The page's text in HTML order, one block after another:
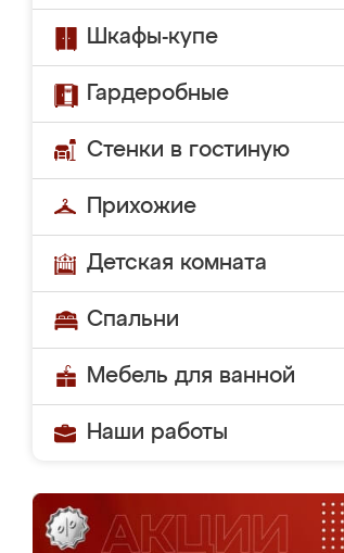
Шкафы-купе
Гардеробные
Стенки в гостиную
Прихожие
Детская комната
Спальни
Мебель для ванной
Наши работы